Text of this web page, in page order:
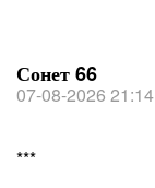
Сонет 66
07-08-2026 21:14
***